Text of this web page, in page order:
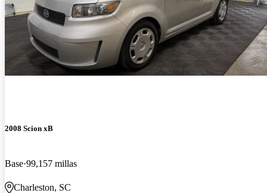
2008 Scion xB
Base 99,157 millas
Charleston, SC